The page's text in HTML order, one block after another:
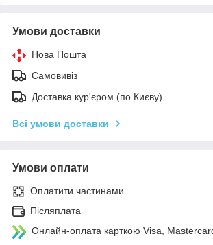
Умови доставки
Нова Пошта
Самовивіз
Доставка кур'єром (по Києву)
Всі умови доставки
Умови оплати
Оплатити частинами
Післяплата
Онлайн-оплата карткою Visa,